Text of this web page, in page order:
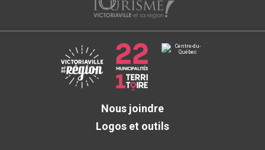
Nous joindre
Logos et outils